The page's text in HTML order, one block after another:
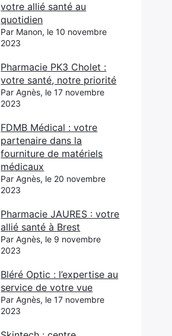
votre allié santé au
quotidien
Par Manon, le 10 novembre
2023
Pharmacie PK3 Cholet :
votre santé, notre priorité
Par Agnès, le 17 novembre
2023
FDMB Médical : votre
partenaire dans la
fourniture de matériels
médicaux
Par Agnès, le 20 novembre
2023
Pharmacie JAURES : votre
allié santé à Brest
Par Agnès, le 9 novembre
2023
Bléré Optic : l’expertise au
service de votre vue
Par Agnès, le 17 novembre
2023